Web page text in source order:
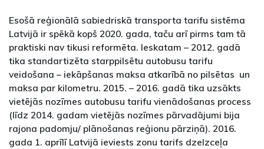
Esošā reģionālā sabiedriskā transporta tarifu sistēma
Latvijā ir spēkā kopš 2020. gada, taču arī pirms tam tā
praktiski nav tikusi reformēta. Ieskatam – 2012. gadā
tika standartizēta starppilsētu autobusu tarifu
veidošana – iekāpšanas maksa atkarībā no pilsētas un
maksa par kilometru. 2015. – 2016. gadā tika uzsākts
vietējās nozīmes autobusu tarifu vienādošanas process
(līdz 2014. gadam vietējās nozīmes pārvadājumi bija
rajona padomju/ plānošanas reģionu pārziņā). 2016.
gada 1. aprīlī Latvijā ieviests zonu tarifs dzelzceļa